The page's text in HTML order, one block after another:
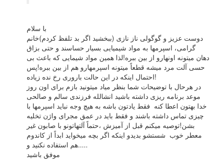
با سلام
دوست عزیز و گوگولی ناز نازی (ببخشید اگر بد تلفظ کردم)خانم
گرامی، اسپرمها به مواد شیمیایی بسیار حساسند و حتی بزاق
دهان میتونه اونهارو از بین ببره!لذا همین مواد شیمایی که باعث بی
حسی آلت مرد میشه قطعاً میتونه اسپرمهارو هم از بین ببره!پس
احتمال اینکه در این حالت باروری رخ نده زیاده!
در هرحال با توضیحات شما بنظر میاد میتونید بازم برای اون روز
موعد برنامه ریزی داشته باشید انشالله فرزندی سالم و صالحی
خدا بهتون اعطا کنه فقط یادتون باشه به هیچ وجه نباید اسپرمها با
چیزی تماس داشته باشند و فقط باید در عمق مجرای واژن تخلیه
بشن!توصیه میکنم قبل از آمیزش ،حتماً آلتهاتونو با صابون غیر
معطر خوب شستشو بدیدو اینکه اگر بچه میخواید ابداً از کاندوم
هم استفاده نکنید و.....
موفق باشید